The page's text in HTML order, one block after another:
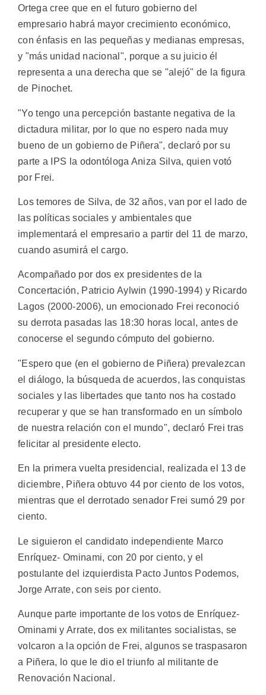
Ortega cree que en el futuro gobierno del
empresario habrá mayor crecimiento económico,
con énfasis en las pequeñas y medianas empresas,
y "más unidad nacional", porque a su juicio él
representa a una derecha que se "alejó" de la figura
de Pinochet.
"Yo tengo una percepción bastante negativa de la
dictadura militar, por lo que no espero nada muy
bueno de un gobierno de Piñera", declaró por su
parte a IPS la odontóloga Aniza Silva, quien votó
por Frei.
Los temores de Silva, de 32 años, van por el lado de
las políticas sociales y ambientales que
implementará el empresario a partir del 11 de marzo,
cuando asumirá el cargo.
Acompañado por dos ex presidentes de la
Concertación, Patricio Aylwin (1990-1994) y Ricardo
Lagos (2000-2006), un emocionado Frei reconoció
su derrota pasadas las 18:30 horas local, antes de
conocerse el segundo cómputo del gobierno.
"Espero que (en el gobierno de Piñera) prevalezcan
el diálogo, la búsqueda de acuerdos, las conquistas
sociales y las libertades que tanto nos ha costado
recuperar y que se han transformado en un símbolo
de nuestra relación con el mundo", declaró Frei tras
felicitar al presidente electo.
En la primera vuelta presidencial, realizada el 13 de
diciembre, Piñera obtuvo 44 por ciento de los votos,
mientras que el derrotado senador Frei sumó 29 por
ciento.
Le siguieron el candidato independiente Marco
Enríquez- Ominami, con 20 por ciento, y el
postulante del izquierdista Pacto Juntos Podemos,
Jorge Arrate, con seis por ciento.
Aunque parte importante de los votos de Enríquez-
Ominami y Arrate, dos ex militantes socialistas, se
volcaron a la opción de Frei, algunos se traspasaron
a Piñera, lo que le dio el triunfo al militante de
Renovación Nacional.